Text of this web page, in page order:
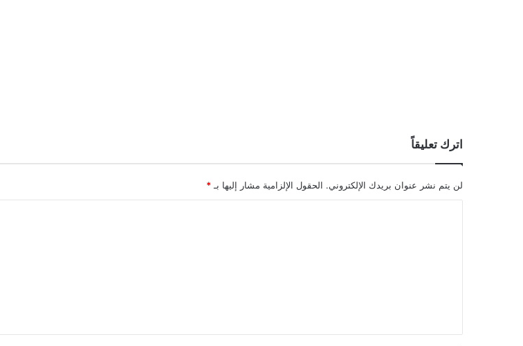
اترك تعليقاً
لن يتم نشر عنوان بريدك الإلكتروني. الحقول الإلزامية مشار إليها بـ *
ق